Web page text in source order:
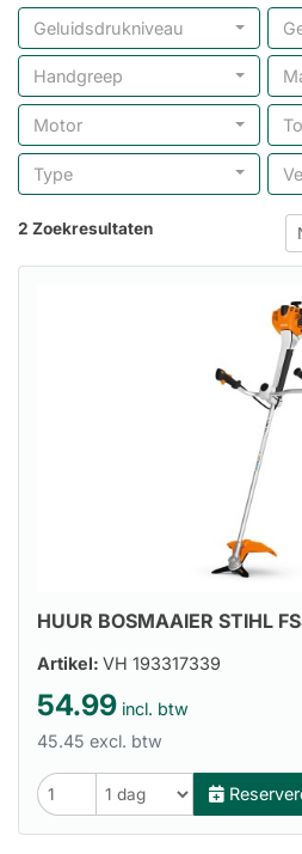
Geluidsdrukniveau
Handgreep
Motor
Type
2 Zoekresultaten
HUUR BOSMAAIER STIHL
Artikel: VH 193317339
54.99 incl. btw
45.45 excl. btw